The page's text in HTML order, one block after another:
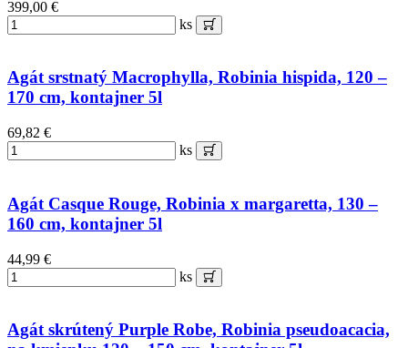
399,00 €
ks
Agát srstnatý Macrophylla, Robinia hispida, 120 –
170 cm, kontajner 5l
69,82 €
ks
Agát Casque Rouge, Robinia x margaretta, 130 –
160 cm, kontajner 5l
44,99 €
ks
Agát skrútený Purple Robe, Robinia pseudoacacia,